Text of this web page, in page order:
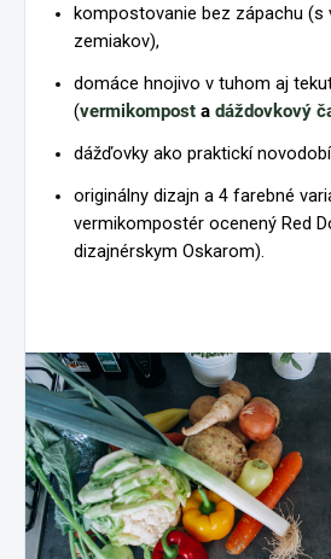
kompostovanie bez zápachu (s
zemiakov),
domáce hnojivo v tuhom aj
(vermikompost a dáždovkový
dážďovky ako praktickí
originálny dizajn a 4 farebné
vermikompostér ocenený Red
dizajnérskym Oskarom).